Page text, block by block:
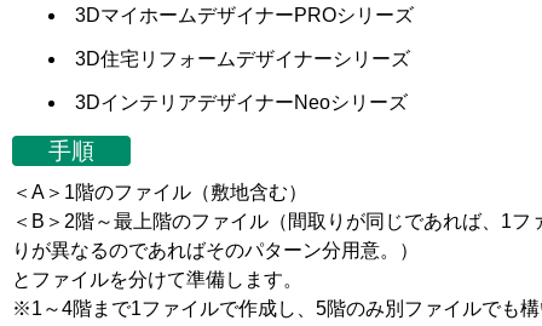
3DマイホームデザイナーPROシリーズ
3D住宅リフォームデザイナーシリーズ
3DインテリアデザイナーNeoシリーズ
手順
＜A＞1階のファイル（敷地含む）
＜B＞2階～最上階のファイル（間取りが同じであれば、1フ
りが異なるのであればそのパターン分用意。）
とファイルを分けて準備します。
※1～4階まで1ファイルで作成し、5階のみ別ファイルでも